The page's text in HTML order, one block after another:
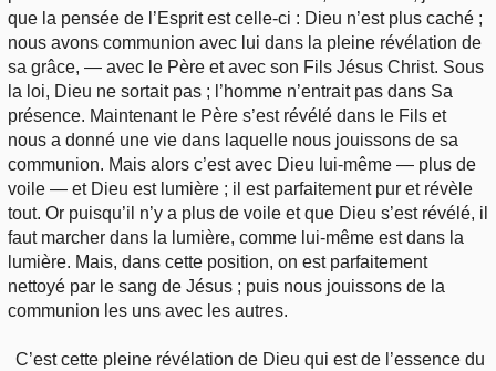
que la pensée de l’Esprit est celle-ci : Dieu n’est plus caché ;
nous avons communion avec lui dans la pleine révélation de
sa grâce, — avec le Père et avec son Fils Jésus Christ. Sous
la loi, Dieu ne sortait pas ; l’homme n’entrait pas dans Sa
présence. Maintenant le Père s’est révélé dans le Fils et
nous a donné une vie dans laquelle nous jouissons de sa
communion. Mais alors c’est avec Dieu lui-même — plus de
voile — et Dieu est lumière ; il est parfaitement pur et révèle
tout. Or puisqu’il n’y a plus de voile et que Dieu s’est révélé, il
faut marcher dans la lumière, comme lui-même est dans la
lumière. Mais, dans cette position, on est parfaitement
nettoyé par le sang de Jésus ; puis nous jouissons de la
communion les uns avec les autres.
C’est cette pleine révélation de Dieu qui est de l’essence du